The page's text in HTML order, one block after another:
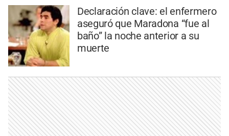
Declaración clave: el enfermero
aseguró que Maradona “fue al
baño” la noche anterior a su
muerte